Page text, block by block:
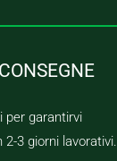
per garantirvi
3 giorni lavorativi.